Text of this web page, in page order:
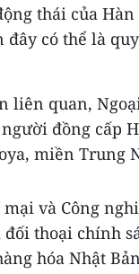
thái của
đây có thể là
liên quan,
đồng cấp
miền Trung
và Công
thoại chính
hóa Nhật